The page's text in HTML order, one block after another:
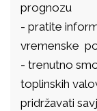
prognozu
- pratite
vremenske
- trenutno
toplinskih
pridržavati